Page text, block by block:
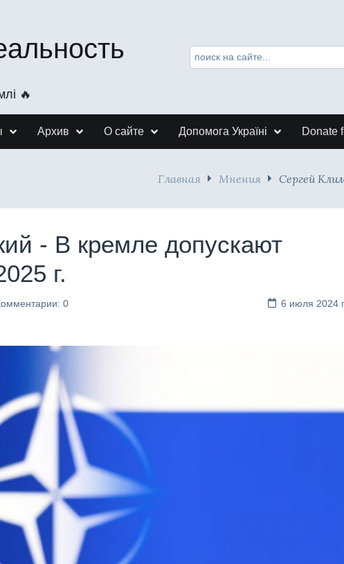
🔥
Архив О сайте Допомога Україні Donate
Главная Мнения Сергей
- В кремле допускают
г.
0
6 июля 2024 г.